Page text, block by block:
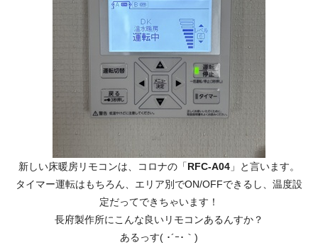
新しい床暖房リモコンは、コロナの「RFC-A04 」と言います。
タイマー運転はもちろん、エリア別でON/OFFできるし、温度設
定だってできちゃいます！
長府製作所にこんな良いリモコンあるんすか？
あるっす( ･´ｰ･｀)